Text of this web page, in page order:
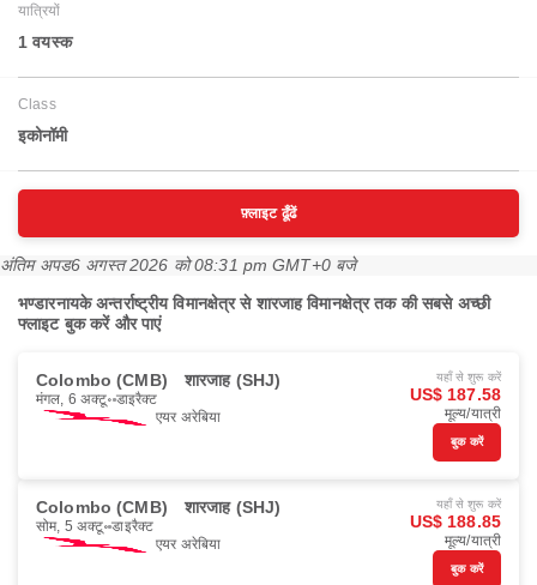
यात्रियों
1 वयस्‍क
Class
इकोनॉमी
फ़्लाइट ढूँढें
अंतिम अपड6 अगस्त 2026 को 08:31 pm GMT+0 बजे
भण्डारनायके अन्तर्राष्ट्रीय विमानक्षेत्र से शारजाह विमानक्षेत्र तक की सबसे अच्छी
फ्लाइट बुक करें और पाएं
Colombo (CMB) शारजाह (SHJ)
मंगल, 6 अक्टू॰ डाइरैक्ट
एयर अरेबिया
यहाँ से शुरू करें
US$ 187.58
मूल्य/यात्री
बुक करें
Colombo (CMB) शारजाह (SHJ)
सोम, 5 अक्टू॰ डाइरैक्ट
एयर अरेबिया
यहाँ से शुरू करें
US$ 188.85
मूल्य/यात्री
बुक करें